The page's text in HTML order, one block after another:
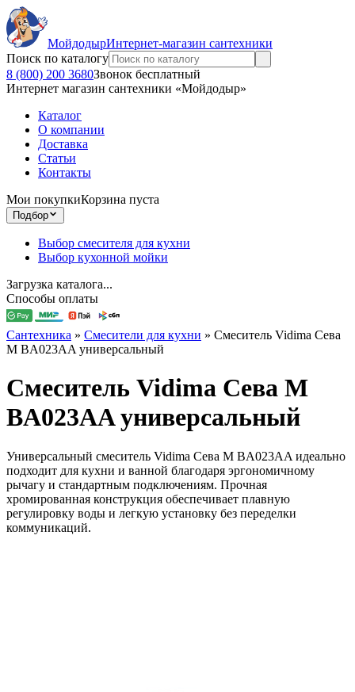
МойдодырИнтернет-магазин сантехники
Поиск по каталогу
8 (800) 200 3680Звонок бесплатный
Интернет магазин сантехники «Мойдодыр»
Каталог
О компании
Доставка
Статьи
Контакты
Мои покупкиКорзина пуста
Подбор
Выбор смесителя для кухни
Выбор кухонной мойки
Загрузка каталога...
Способы оплаты
Сантехника » Смесители для кухни » Смеситель Vidima Сева
М BA023AA универсальный
Смеситель Vidima Сева М
BA023AA универсальный
Универсальный смеситель Vidima Сева М BA023AA идеально
подходит для кухни и ванной благодаря эргономичному
рычагу и стандартным подключениям. Прочная
хромированная конструкция обеспечивает плавную
регулировку воды и легкую установку без переделки
коммуникаций.